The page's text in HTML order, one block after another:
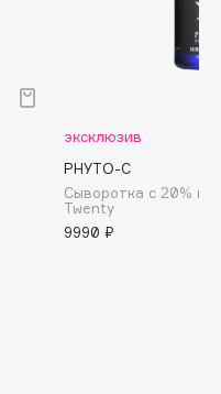
эксклюзив
PHYTO-С
Сыворотка с 20%
Twenty
9990 ₽